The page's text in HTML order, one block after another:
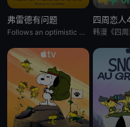
弗雷德有问题
Follows an optimistic man who tries to keep up with the
四周恋人